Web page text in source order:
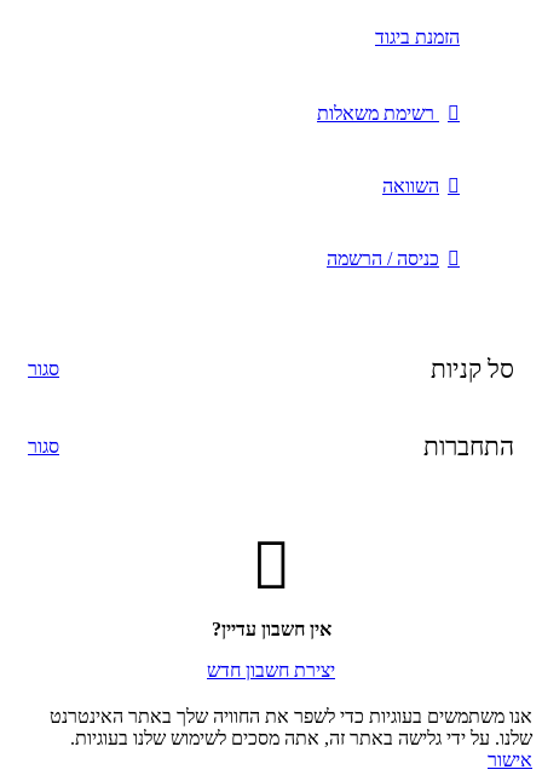
הזמנת ביגוד
רשימת משאלות
השוואה
כניסה / הרשמה
סל קניות סגור
התחברות סגור
אין חשבון עדיין?
יצירת חשבון חדש
אנו משתמשים בעוגיות כדי לשפר את החוויה שלך באתר האינטרנט
שלנו. על ידי גלישה באתר זה, אתה מסכים לשימוש שלנו בעוגיות.
אישור